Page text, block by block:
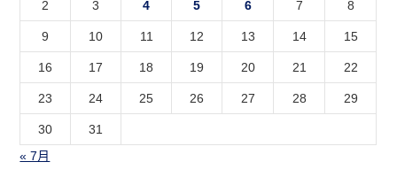
2 3 4 5 6 7 8
9 10 11 12 13 14 15
16 17 18 19 20 21 22
23 24 25 26 27 28 29
30
31
« 7月